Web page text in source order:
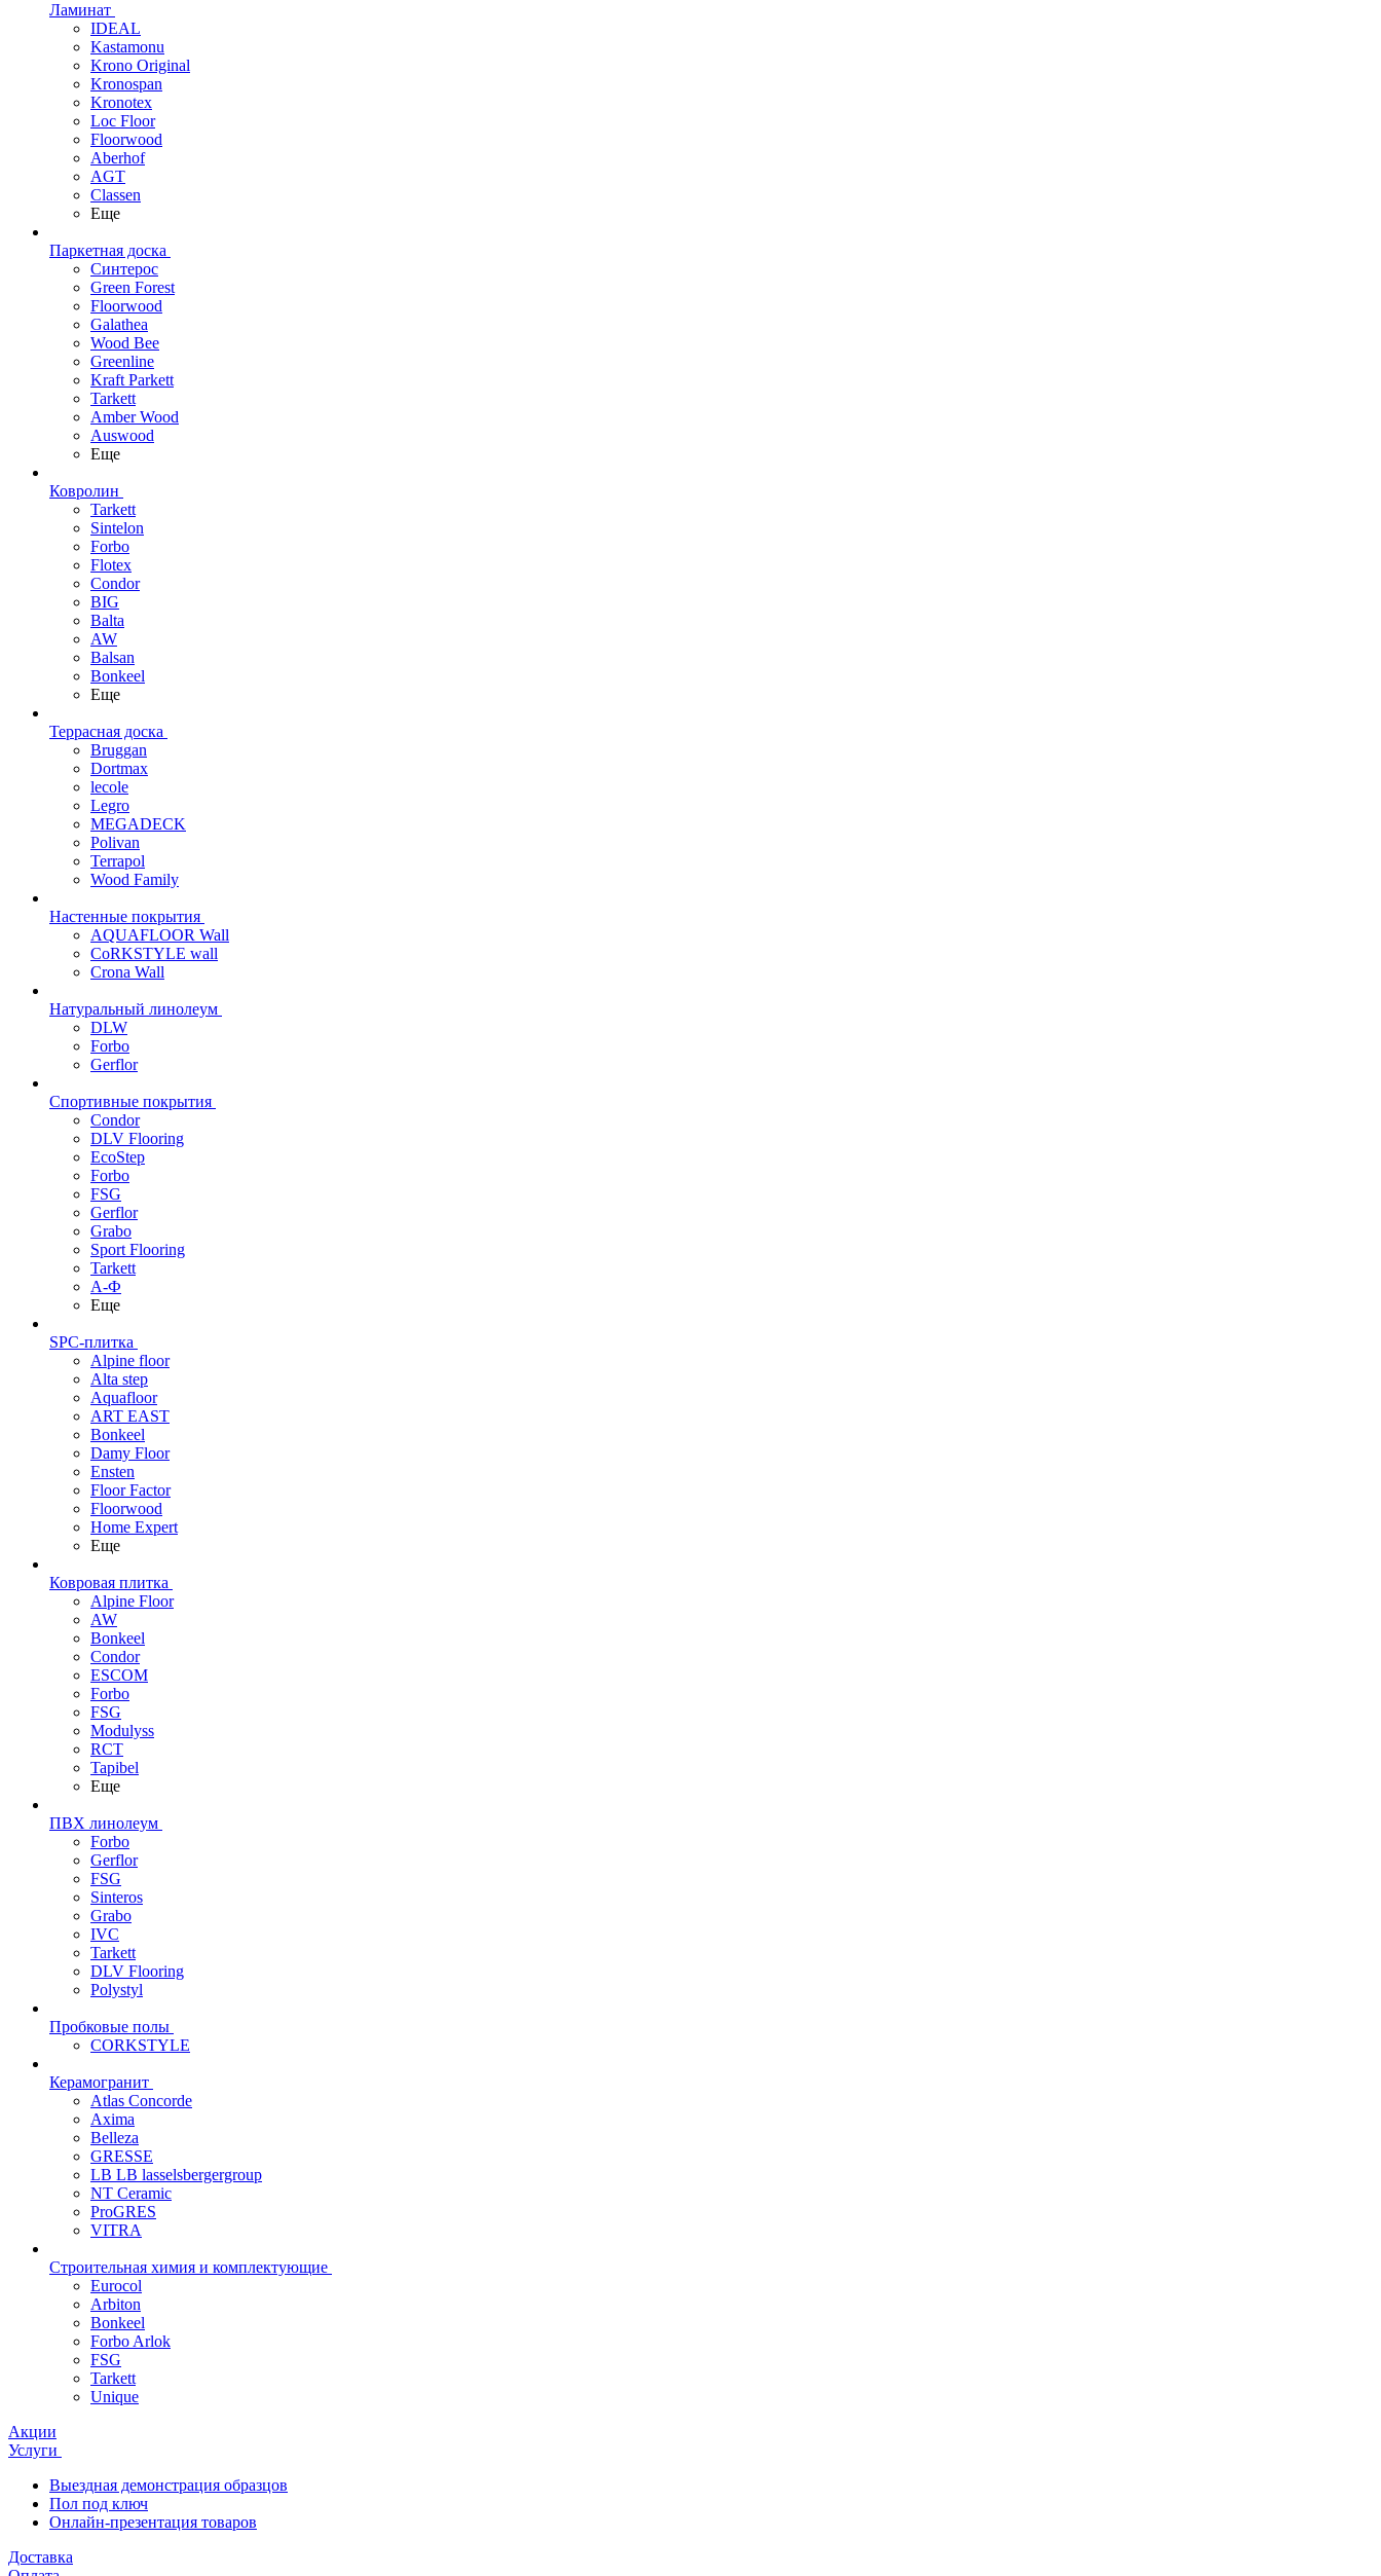
Ламинат
IDEAL
Kastamonu
Krono Original
Kronospan
Kronotex
Loc Floor
Floorwood
Aberhof
AGT
Classen
Еще
Паркетная доска
Синтерос
Green Forest
Floorwood
Galathea
Wood Bee
Greenline
Kraft Parkett
Tarkett
Amber Wood
Auswood
Еще
Ковролин
Tarkett
Sintelon
Forbo
Flotex
Condor
BIG
Balta
AW
Balsan
Bonkeel
Еще
Террасная доска
Bruggan
Dortmax
lecole
Legro
MEGADECK
Polivan
Terrapol
Wood Family
Настенные покрытия
AQUAFLOOR Wall
CoRKSTYLE wall
Crona Wall
Натуральный линолеум
DLW
Forbo
Gerflor
Спортивные покрытия
Condor
DLV Flooring
EcoStep
Forbo
FSG
Gerflor
Grabo
Sport Flooring
Tarkett
А-Ф
Еще
SPC-плитка
Alpine floor
Alta step
Aquafloor
ART EAST
Bonkeel
Damy Floor
Ensten
Floor Factor
Floorwood
Home Expert
Еще
Ковровая плитка
Alpine Floor
AW
Bonkeel
Condor
ESCOM
Forbo
FSG
Modulyss
RCT
Tapibel
Еще
ПВХ линолеум
Forbo
Gerflor
FSG
Sinteros
Grabo
IVC
Tarkett
DLV Flooring
Polystyl
Пробковые полы
CORKSTYLE
Керамогранит
Atlas Concorde
Axima
Belleza
GRESSE
LB LB lasselsbergergroup
NT Ceramic
ProGRES
VITRA
Строительная химия и комплектующие
Eurocol
Arbiton
Bonkeel
Forbo Arlok
FSG
Tarkett
Unique
Акции
Услуги
Выездная демонстрация образцов
Пол под ключ
Онлайн-презентация товаров
Доставка